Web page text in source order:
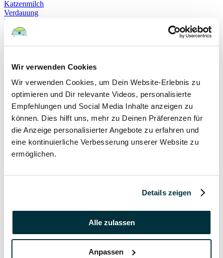
Wir verwenden Cookies
Wir verwenden Cookies, um Dein Website-Erlebnis zu
optimieren und Dir relevante Videos, personalisierte
Empfehlungen und Social Media Inhalte anzeigen zu
können. Dies hilft uns, mehr zu Deinen Präferenzen für
die Anzeige personalisierter Angebote zu erfahren und
eine kontinuierliche Verbesserung unserer Website zu
ermöglichen.
Details zeigen
Alle zulassen
Anpassen
Katzenmilch
Verdauung
Beruhigung
Katzenverhalten
Schnurren
Selbstheilung
Hundeerziehung
Prüfung
Sachkundenachweis
Sozialverträglichkeit
Bloodhound
Hundesport
Mantrailing
Rettungshund
Schäferhund
Schweißhund
Niesen
Parvovirose
Kater